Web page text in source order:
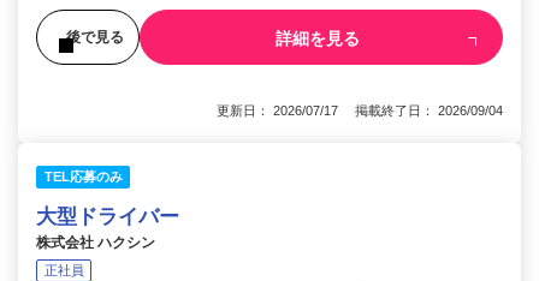
後で見る 詳細を見る
更新日： 2026/07/17 掲載終了日： 2026/09/04
TEL応募のみ
大型ドライバー
株式会社 ハクシン
正社員